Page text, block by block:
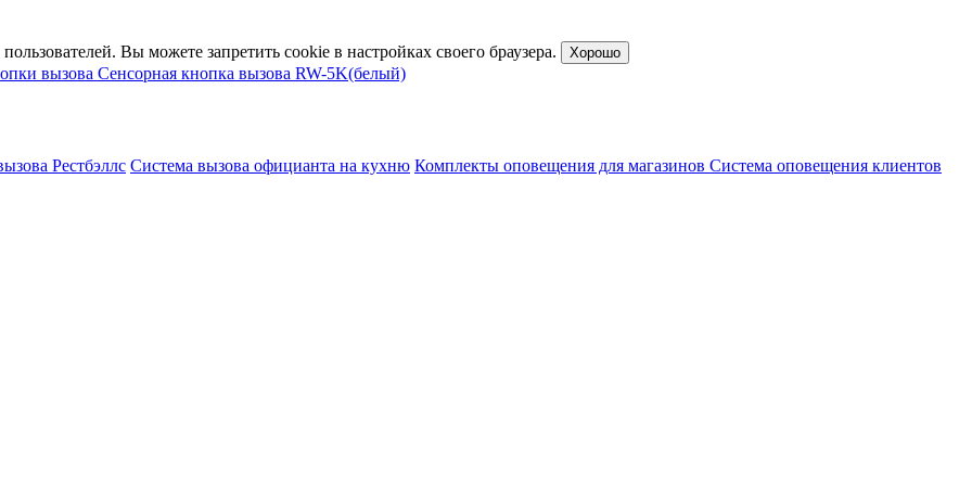
Вы можете запретить cookie в настройках своего браузера. Хорошо
вызова Сенсорная кнопка вызова RW-5K(белый)
Рестбэллс Система вызова официанта на кухню Комплекты оповещения для магазинов Система оповещения клиентов